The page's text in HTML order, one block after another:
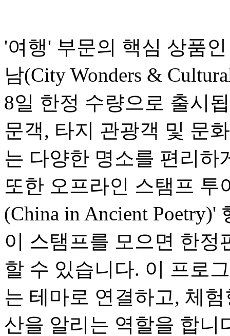
'여행' 부문의 핵심 상품
남(City Wonders &
8일 한정 수량으로 출시
문객, 타지 관광객 및 문
는 다양한 명소를 편리하
또한 오프라인 스탬프
(China in Ancient
이 스탬프를 모으면 한정
할 수 있습니다. 이 프로
는 테마로 연결하고, 체
산을 알리는 역할을 합니